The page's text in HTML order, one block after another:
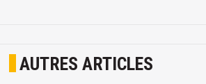
AUTRES ARTICLES